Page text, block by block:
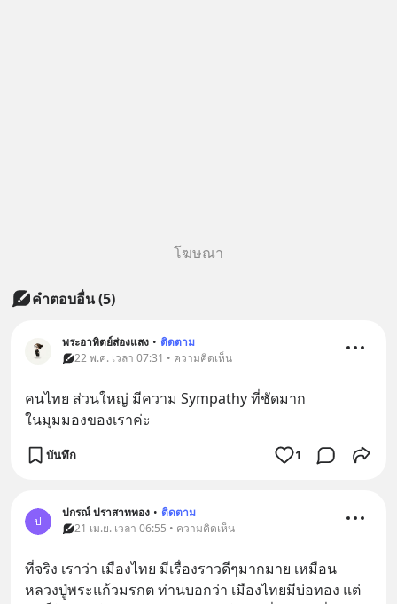
โฆษณา
คำตอบอื่น(5)
พระอาทิตย์ส่องแสง • ติดตาม
22 พ.ค. เวลา 07:31 • ความคิดเห็น
คนไทย ส่วนใหญ่ มีความ Sympathy ที่ชัดมาก
ในมุมมองของเราค่ะ
บันทึก 1
ป
ปกรณ์ ปราสาททอง • ติดตาม
21 เม.ย. เวลา 06:55 • ความคิดเห็น
ที่จริง เราว่า เมืองไทย มีเรื่องราวดีๆมากมาย เหมือน
หลวงปู่พระแก้วมรกต ท่านบอกว่า เมืองไทยมีบ่อทอง แต่